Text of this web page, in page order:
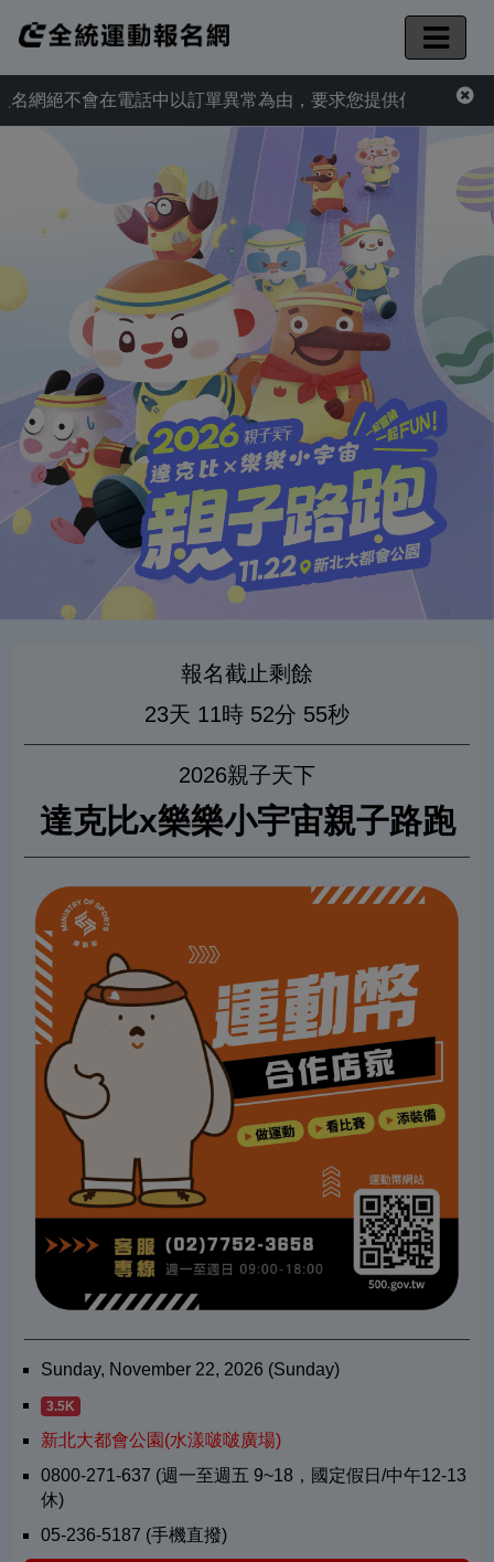
會在電話中以訂單異常為由，要求您提供信用卡資訊或
報名截止剩餘
23天 11時 52分 54秒
2026親子天下
達克比x樂樂小宇宙親子路跑
Sunday, November 22, 2026 (Sunday)
3.5K
新北大都會公園(水漾啵啵廣場)
0800-271-637 (週一至週五 9~18，國定假日/中午12-13
休)
05-236-5187 (手機直撥)